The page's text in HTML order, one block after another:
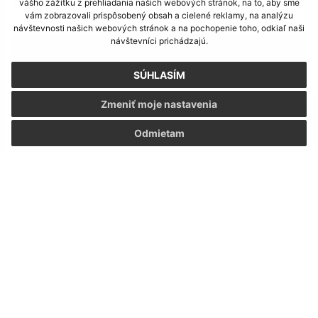
vášho zážitku z prehliadania našich webových stránok, na to, aby sme
vám zobrazovali prispôsobený obsah a cielené reklamy, na analýzu
návštevnosti našich webových stránok a na pochopenie toho, odkiaľ naši
návštevníci prichádzajú.
SÚHLASÍM
Odmietam
Zmeniť moje nastavenia
2021